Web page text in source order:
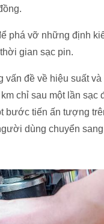
phá vỡ những định
gian sạc pin.
vấn đề về hiệu suất
chỉ sau một lần sạc
bước tiến ấn tượng
dùng chuyển